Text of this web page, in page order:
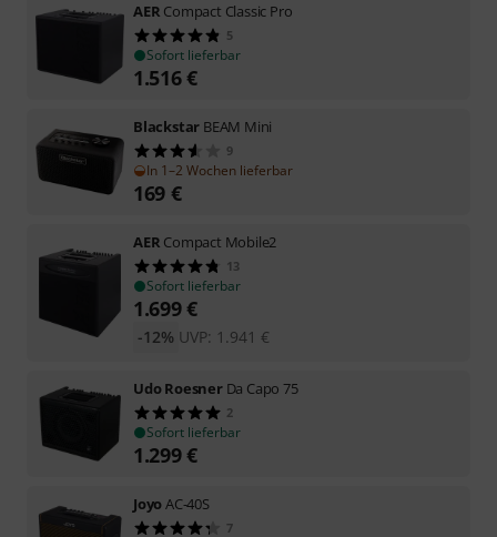
AER Compact Classic Pro
5
Sofort lieferbar
1.516€
Blackstar BEAM Mini
9
In 1–2 Wochen lieferbar
169 €
AER Compact Mobile2
13
Sofort lieferbar
1.699€
UVP: 1.941 €
-12%
Udo Roesner Da Capo 75
2
Sofort lieferbar
1.299€
JoyoAC-40S
7